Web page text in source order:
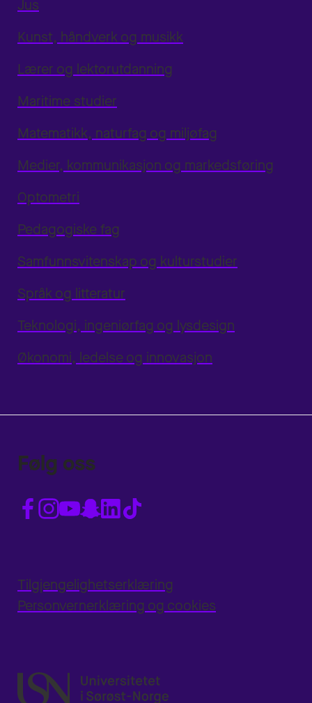
Jus
Kunst, håndverk og musikk
Lærer og lektorutdanning
Maritime studier
Matematikk, naturfag og miljøfag
Medier, kommunikasjon og markedsføring
Optometri
Pedagogiske fag
Samfunnsvitenskap og kulturstudier
Språk og litteratur
Teknologi, ingeniørfag og lysdesign
Økonomi, ledelse og innovasjon
Følg oss
Tilgjengelighetserklæring
Personvernerklæring og cookies